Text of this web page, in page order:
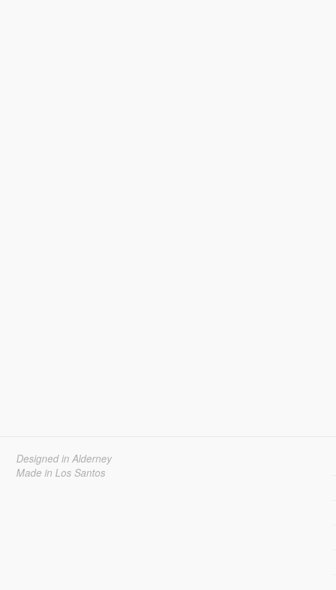
Designed in Alderney
Made in Los Santos